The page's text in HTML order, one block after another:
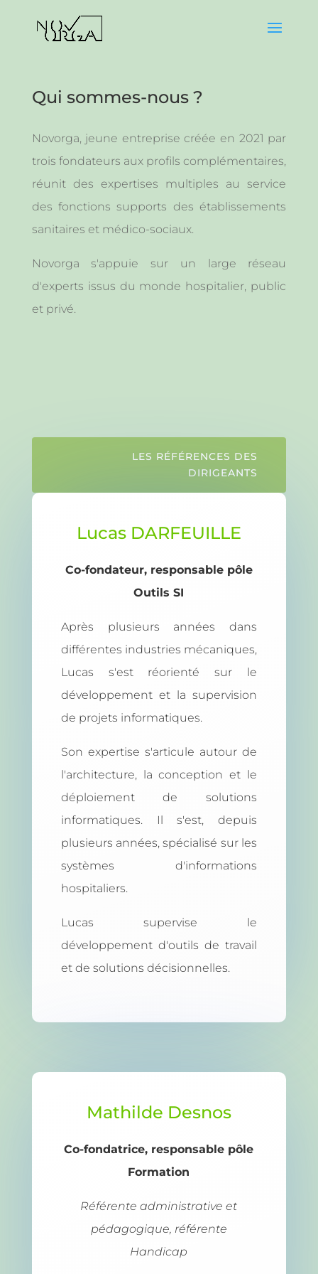
Qui sommes-nous ?
Novorga, jeune entreprise créée en 2021 par
trois fondateurs aux profils complémentaires,
réunit des expertises multiples au service
des fonctions supports des établissements
sanitaires et médico-sociaux.
Novorga s'appuie sur un large réseau
d'experts issus du monde hospitalier, public
et privé.
LES RÉFÉRENCES DES
DIRIGEANTS
Lucas DARFEUILLE
Co-fondateur, responsable pôle
Outils SI
Après plusieurs années dans
différentes industries mécaniques,
Lucas s'est réorienté sur le
développement et la supervision
de projets informatiques.
Son expertise s'articule autour de
l'architecture, la conception et le
déploiement de solutions
informatiques. Il s'est, depuis
plusieurs années, spécialisé sur les
systèmes d'informations
hospitaliers.
Lucas supervise le
développement d'outils de travail
et de solutions décisionnelles.
Mathilde Desnos
Co-fondatrice, responsable pôle
Formation
Référente administrative et
pédagogique, référente
Handicap